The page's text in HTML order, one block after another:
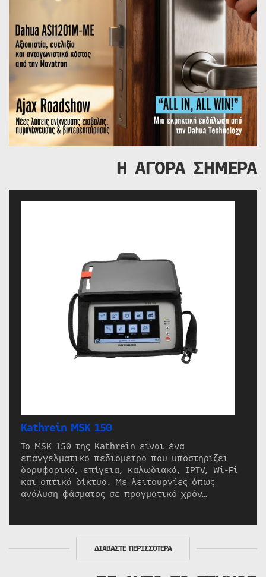
Η ΑΓΟΡΑ ΣΗΜΕΡΑ
Kathrein MSK 150
Το MSK 150 της Kathrein είναι ένα
επαγγελματικό πεδιόμετρο που υποστηρίζει
δορυφορικά, επίγεια, καλωδιακά, IPTV, Wi-Fi
και οπτικά δίκτυα. Με λειτουργίες όπως
ανάλυση φάσματος σε πραγματικό χρόν…
ΔΙΑΒΑΣΤΕ ΠΕΡΙΣΣΟΤΕΡΑ